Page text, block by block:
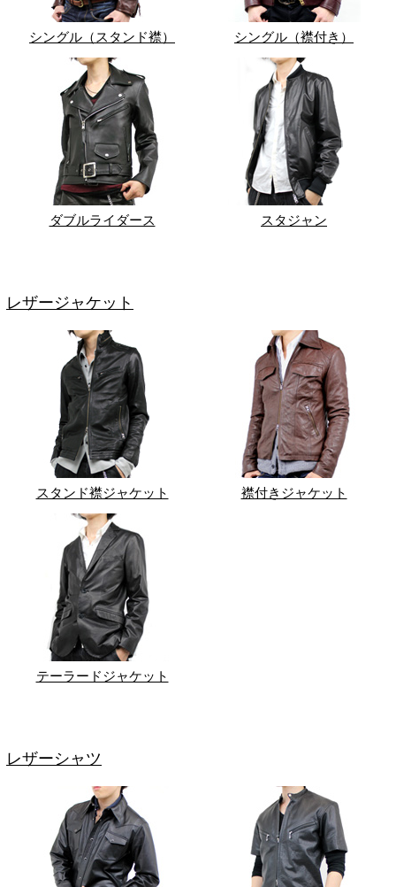
シングル（スタンド襟） シングル（襟付き）
ダブルライダース スタジャン
レザージャケット
スタンド襟ジャケット 襟付きジャケット
テーラードジャケット
レザーシャツ